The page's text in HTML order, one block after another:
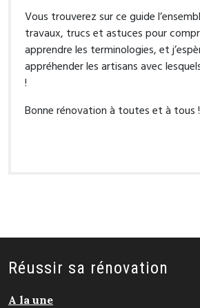
Vous trouverez sur ce guide
travaux, trucs et astuces pour
apprendre les terminologies, et
appréhender les artisans avec
!
Bonne rénovation à toutes et à tous !
Réussir sa rénovation
A la une